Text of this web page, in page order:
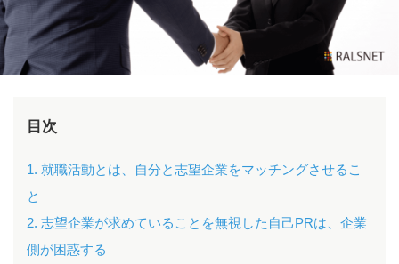
目次
1. 就職活動とは、自分と志望企業をマッチングさせるこ
と
2. 志望企業が求めていることを無視した自己PRは、企業
側が困惑する